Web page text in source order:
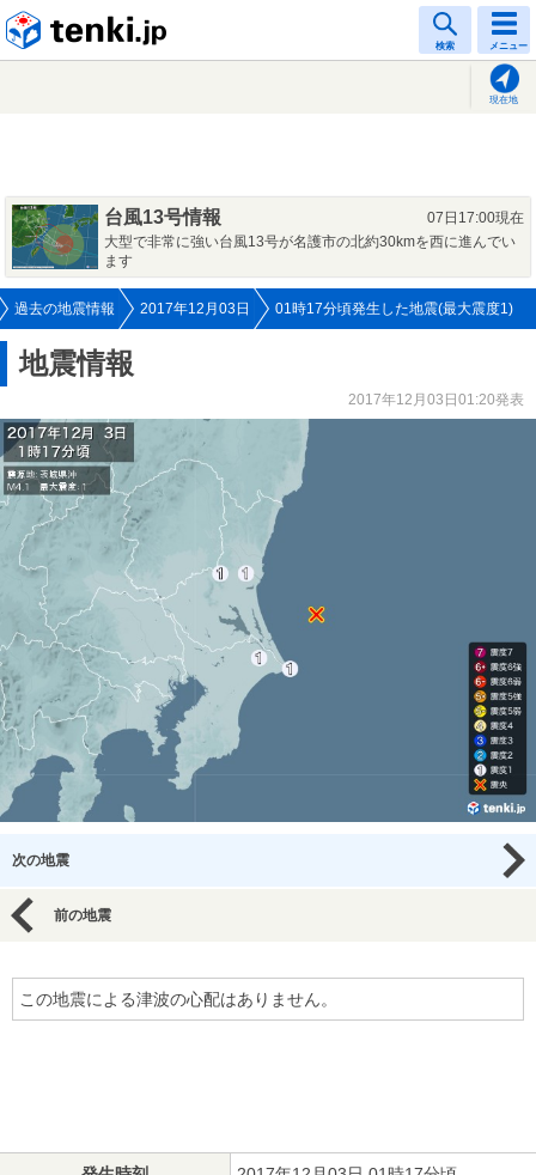
検索 メニュー
現在地
台風13号情報
07日17:00現在
大型で非常に強い台風13号が名護市の北約30kmを西に進んでい
ます
過去の地震情報 2017年12月03日 01時17分頃発生した地震(最大震度1)
地震情報
2017年12月03日01:20発表
次の地震
前の地震
この地震による津波の心配はありません。